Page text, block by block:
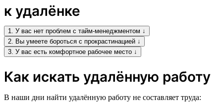
к удалёнке
1. У вас нет проблем с тайм-менеджментом ↓
2. Вы умеете бороться с прокрастинацией ↓
3. У вас есть комфортное рабочее место ↓
Как искать удалённую работу
В наши дни найти удалённую работу не составляет труда: